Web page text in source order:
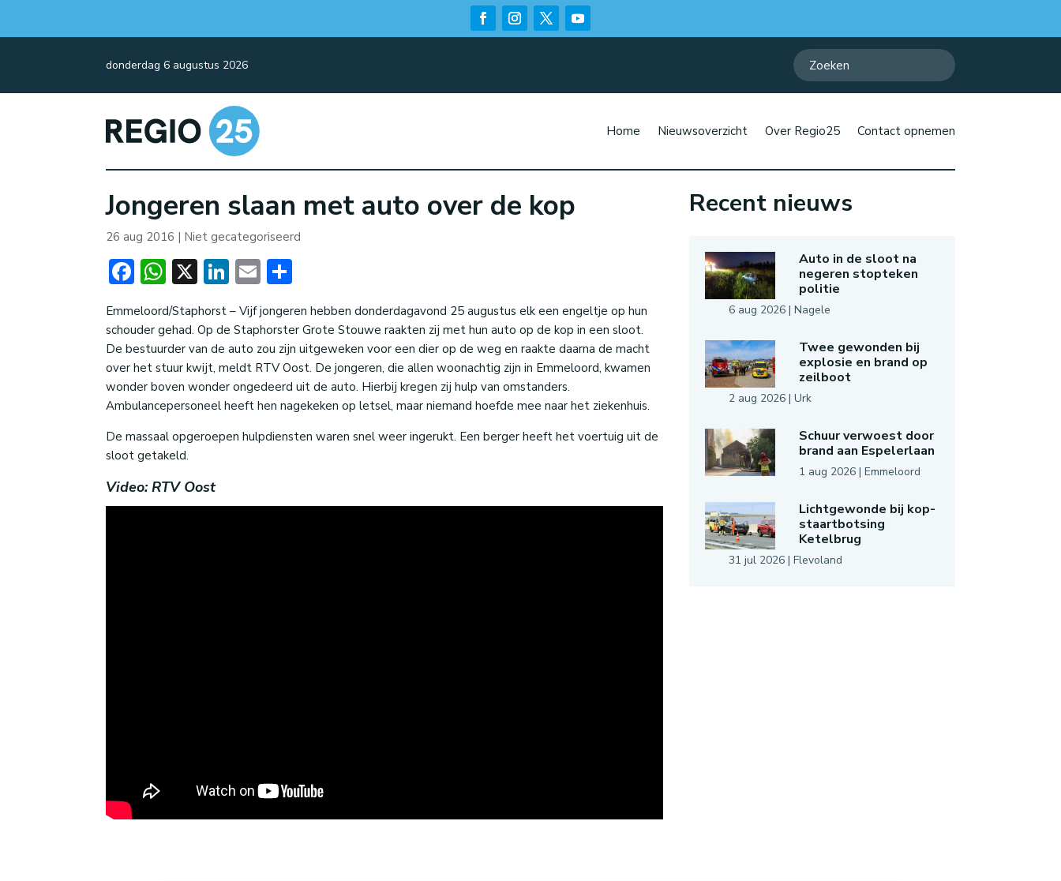
donderdag 6 augustus 2026
Home Nieuwsoverzicht Over Regio25 Contact opnemen
Jongeren slaan met auto over de kop
26 aug 2016 | Niet gecategoriseerd
Facebook
WhatsApp
X LinkedIn
Email
Emmeloord/Staphorst – Vijf jongeren hebben donderdagavond 25 augustus elk een engeltje op hun
schouder gehad. Op de Staphorster Grote Stouwe raakten zij met hun auto op de kop in een sloot.
De bestuurder van de auto zou zijn uitgeweken voor een dier op de weg en raakte daarna de macht
over het stuur kwijt, meldt RTV Oost. De jongeren, die allen woonachtig zijn in Emmeloord, kwamen
wonder boven wonder ongedeerd uit de auto. Hierbij kregen zij hulp van omstanders.
Ambulancepersoneel heeft hen nagekeken op letsel, maar niemand hoefde mee naar het ziekenhuis.
De massaal opgeroepen hulpdiensten waren snel weer ingerukt. Een berger heeft het voertuig uit de
sloot getakeld.
Video: RTV Oost
Recent nieuws
Auto in de sloot na
negeren stopteken
politie
6 aug 2026| Nagele
Twee gewonden bij
explosie en brand op
zeilboot
2 aug 2026| Urk
Schuur verwoest door
brand aan Espelerlaan
1 aug 2026| Emmeloord
Lichtgewonde bij kop-
staartbotsing
Ketelbrug
31 jul 2026| Flevoland